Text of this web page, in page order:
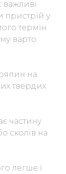
важливі
пристрій у
термін
варто
на
твердих
частину
сколів на
легше і